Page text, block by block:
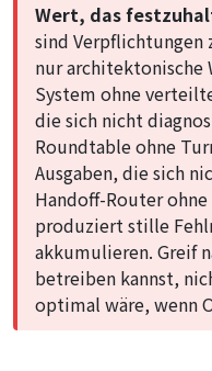
Wert, das
sind
nur architektonische
System ohne
die sich nicht
Roundtable ohne
Ausgaben, die sich
Handoff-Router
produziert stille
akkumulieren. Greif
betreiben kannst,
optimal wäre, wenn